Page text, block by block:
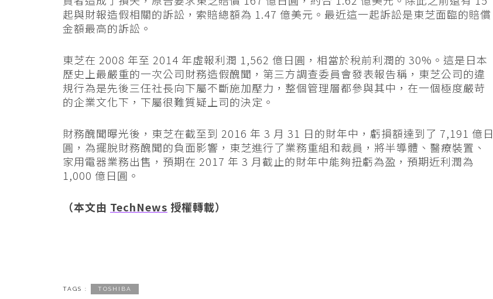
起與財報造假相關的訴訟，索賠總額為 1.47 億美元。最近這一起訴訟是東芝面臨的賠償
金額最高的訴訟。
東芝在 2008 年至 2014 年虛報利潤 1,562 億日圓，相當於稅前利潤的 30%。這是日本
歷史上最嚴重的一次公司財務造假醜聞，第三方調查委員會發表報告稱，東芝公司的違
規行為是先後三任社長向下屬不斷施加壓力，整個管理層都參與其中，在一個極度嚴苛
的企業文化下，下屬很難質疑上司的決定。
財務醜聞曝光後，東芝在截至到 2016 年 3 月 31 日的財年中，虧損額達到了 7,191 億日
圓，為擺脫財務醜聞的負面影響，東芝進行了業務重組和裁員，將半導體、醫療裝置、
家用電器業務出售，預期在 2017 年 3 月截止的財年中能夠扭虧為盈，預期近利潤為
1,000 億日圓。
（本文由 TechNews 授權轉載）
TAGS : TOSHIBA